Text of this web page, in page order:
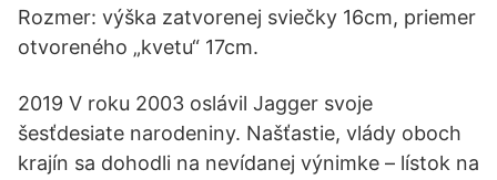
Rozmer: výška zatvorenej sviečky 16cm, priemer
otvoreného „kvetu“ 17cm.
2019 V roku 2003 oslávil Jagger svoje
šesťdesiate narodeniny. Našťastie, vlády oboch
krajín sa dohodli na nevídanej výnimke – lístok na